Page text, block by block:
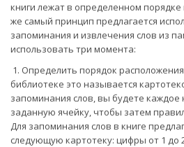
книги лежат в определенном
же самый принцип предлагается
запоминания и извлечения слов из
использовать три момента:
1. Определить порядок расположения
библиотеке это называется
запоминания слов, вы будете
заданную ячейку, чтобы затем
Для запоминания слов в книге
следующую картотеку: цифры от 1 до